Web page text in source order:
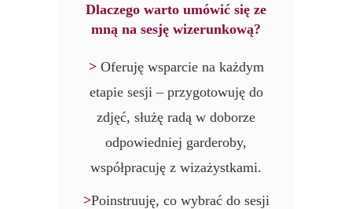
Dlaczego warto umówić się ze
mną na sesję wizerunkową?
>Oferuję wsparcie na każdym
etapie sesji – przygotowuję do
zdjęć, służę radą w doborze
odpowiedniej garderoby,
współpracuję z wizażystkami.
>Poinstruuję, co wybrać do sesji